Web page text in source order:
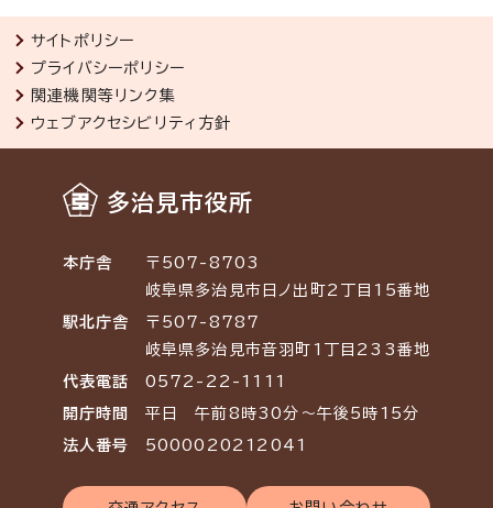
サイトポリシー
プライバシーポリシー
関連機関等リンク集
ウェブアクセシビリティ方針
多治見市役所
本庁舎
〒507-8703
岐阜県多治見市日ノ出町2丁目15番地
駅北庁舎
〒507-8787
岐阜県多治見市音羽町1丁目233番地
代表電話 0572-22-1111
開庁時間 平日 午前8時30分～午後5時15分
法人番号 5000020212041